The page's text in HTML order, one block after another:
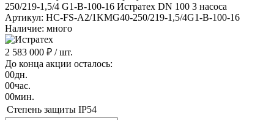
Артикул: HC-FS-A2/1KMG40-250/219-1,5/4G1-B-100-16
Наличие: много
2 583 000 ₽ / шт.
До конца акции осталось:
00дн.
00час.
00мин.
Степень защиты IP54